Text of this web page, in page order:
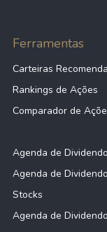
Ferramentas
Carteiras
Rankings de Ações
Comparador de
Agenda de
Agenda de
Stocks
Agenda de